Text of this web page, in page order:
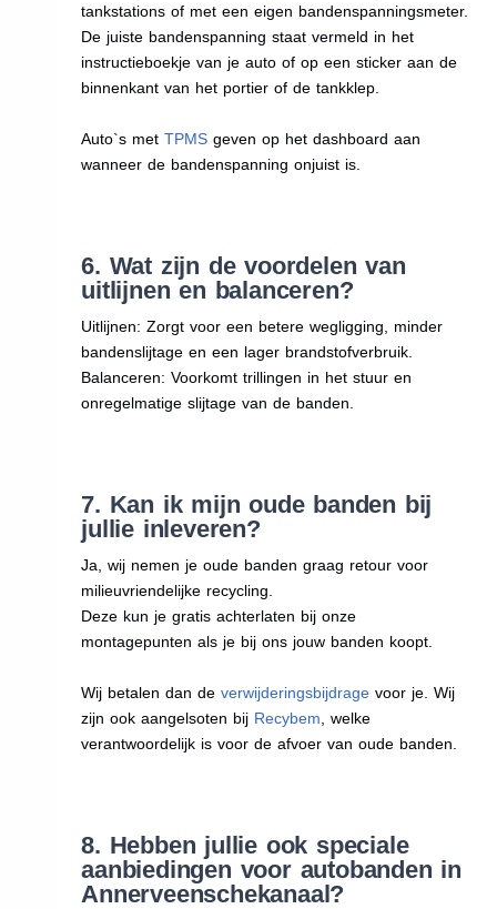
tankstations of met een eigen bandenspanningsmeter.
De juiste bandenspanning staat vermeld in het
instructieboekje van je auto of op een sticker aan de
binnenkant van het portier of de tankklep.
Auto`s metTPMS geven op het dashboard aan
wanneer de bandenspanning onjuist is.
6. Wat zijn de voordelen van
uitlijnen en balanceren?
Uitlijnen: Zorgt voor een betere wegligging, minder
bandenslijtage en een lager brandstofverbruik.
Balanceren: Voorkomt trillingen in het stuur en
onregelmatige slijtage van de banden.
7. Kan ik mijn oude banden bij
jullie inleveren?
Ja, wij nemen je oude banden graag retour voor
milieuvriendelijke recycling.
Deze kun je gratis achterlaten bij onze
montagepunten als je bij ons jouw banden koopt.
Wij betalen dan deverwijderingsbijdrage voor je. Wij
zijn ook aangelsoten bij Recybem , welke
verantwoordelijk is voor de afvoer van oude banden.
8. Hebben jullie ook speciale
aanbiedingen voor autobanden in
Annerveenschekanaal?